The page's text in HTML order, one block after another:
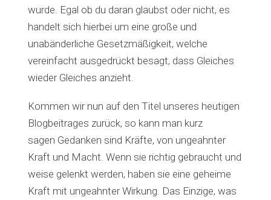
wurde. Egal ob du daran glaubst oder nicht, es
handelt sich hierbei um eine große und
unabänderliche Gesetzmäßigkeit, welche
vereinfacht ausgedrückt besagt, dass Gleiches
wieder Gleiches anzieht.
Kommen wir nun auf den Titel unseres heutigen
Blogbeitrages zurück, so kann man kurz
sagen Gedanken sind Kräfte, von ungeahnter
Kraft und Macht. Wenn sie richtig gebraucht und
weise gelenkt werden, haben sie eine geheime
Kraft mit ungeahnter Wirkung. Das Einzige, was